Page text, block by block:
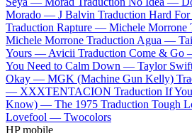
Morado — J Balvin Traduction Hard
Traduction Rapture — Michele Morrone
Michele Morrone Traduction Agua —
Yours — Avicii Traduction Come & Go
You Need to Calm Down — Taylor
Okay — MGK (Machine Gun Kelly)
— XXXTENTACION Traduction If
Know) — The 1975 Traduction Tough
Lovefool — Twocolors
HP mobile